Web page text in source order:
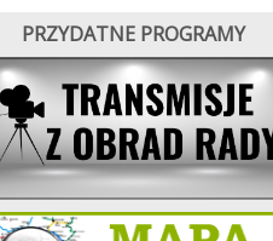
PRZYDATNE PROGRAMY